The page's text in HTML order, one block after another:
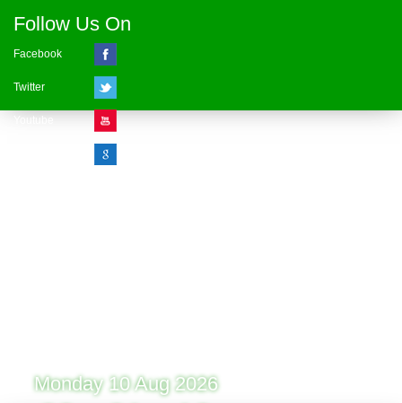
Follow Us On
Facebook
Twitter
Monday 10 Aug 2026